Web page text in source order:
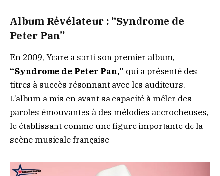
Album Révélateur : “Syndrome de
Peter Pan”
En 2009, Ycare a sorti son premier album,
“Syndrome de Peter Pan,” qui a présenté des
titres à succès résonnant avec les auditeurs.
L’album a mis en avant sa capacité à mêler des
paroles émouvantes à des mélodies accrocheuses,
le établissant comme une figure importante de la
scène musicale française.